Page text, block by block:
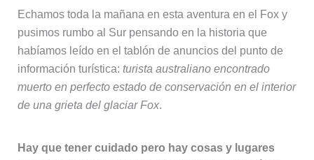
Echamos toda la mañana en esta aventura en el Fox y
pusimos rumbo al Sur pensando en la historia que
habíamos leído en el tablón de anuncios del punto de
información turística: turista australiano encontrado
muerto en perfecto estado de conservación en el interior
de una grieta del glaciar Fox.
Hay que tener cuidado pero hay cosas y lugares